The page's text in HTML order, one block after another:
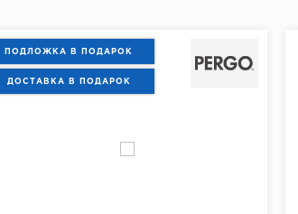
ПОДЛОЖКА В ПОДАРОК
ДОСТАВКА В ПОДАРОК